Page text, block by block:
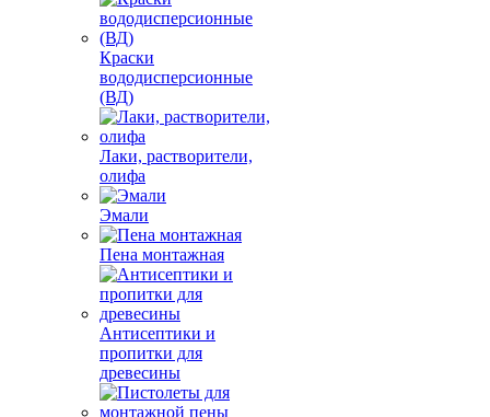
Краски
вододисперсионные
(ВД)
Лаки, растворители,
олифа
Эмали
Пена монтажная
Антисептики и
пропитки для
древесины